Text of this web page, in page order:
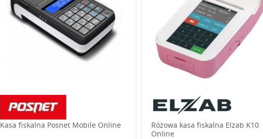
Kasa fiskalna Posnet Mobile Online
Różowa kasa fiskalna Elzab K10
Online